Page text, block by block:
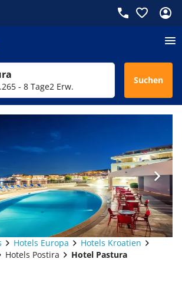
5 - 8 Tage2 Erw.
Suchen
Hotels Europa
Hotels Kroatien
Hotels Postira Hotel Pastura